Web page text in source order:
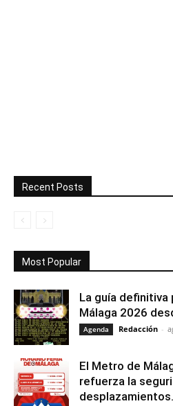
Recent Posts
Most Popular
La guía definitiva
Málaga 2026
Agenda Redacción -
El Metro de
refuerza la